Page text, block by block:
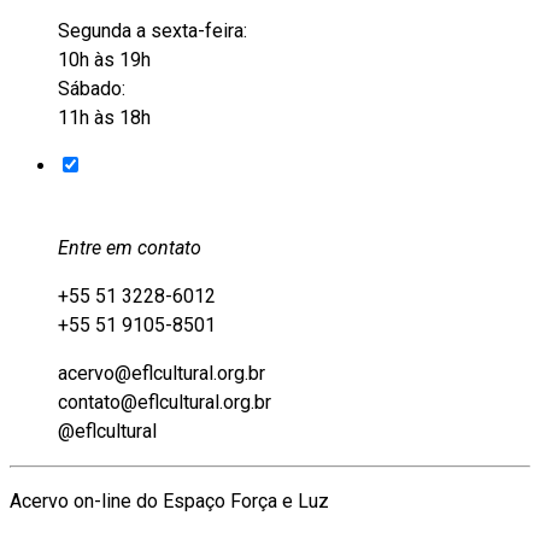
Segunda a sexta-feira:
10h às 19h
Sábado:
11h às 18h
Entre em contato
+55 51 3228-6012
+55 51 9105-8501
acervo@eflcultural.org.br
contato@eflcultural.org.br
@eflcultural
Acervo on-line do Espaço Força e Luz